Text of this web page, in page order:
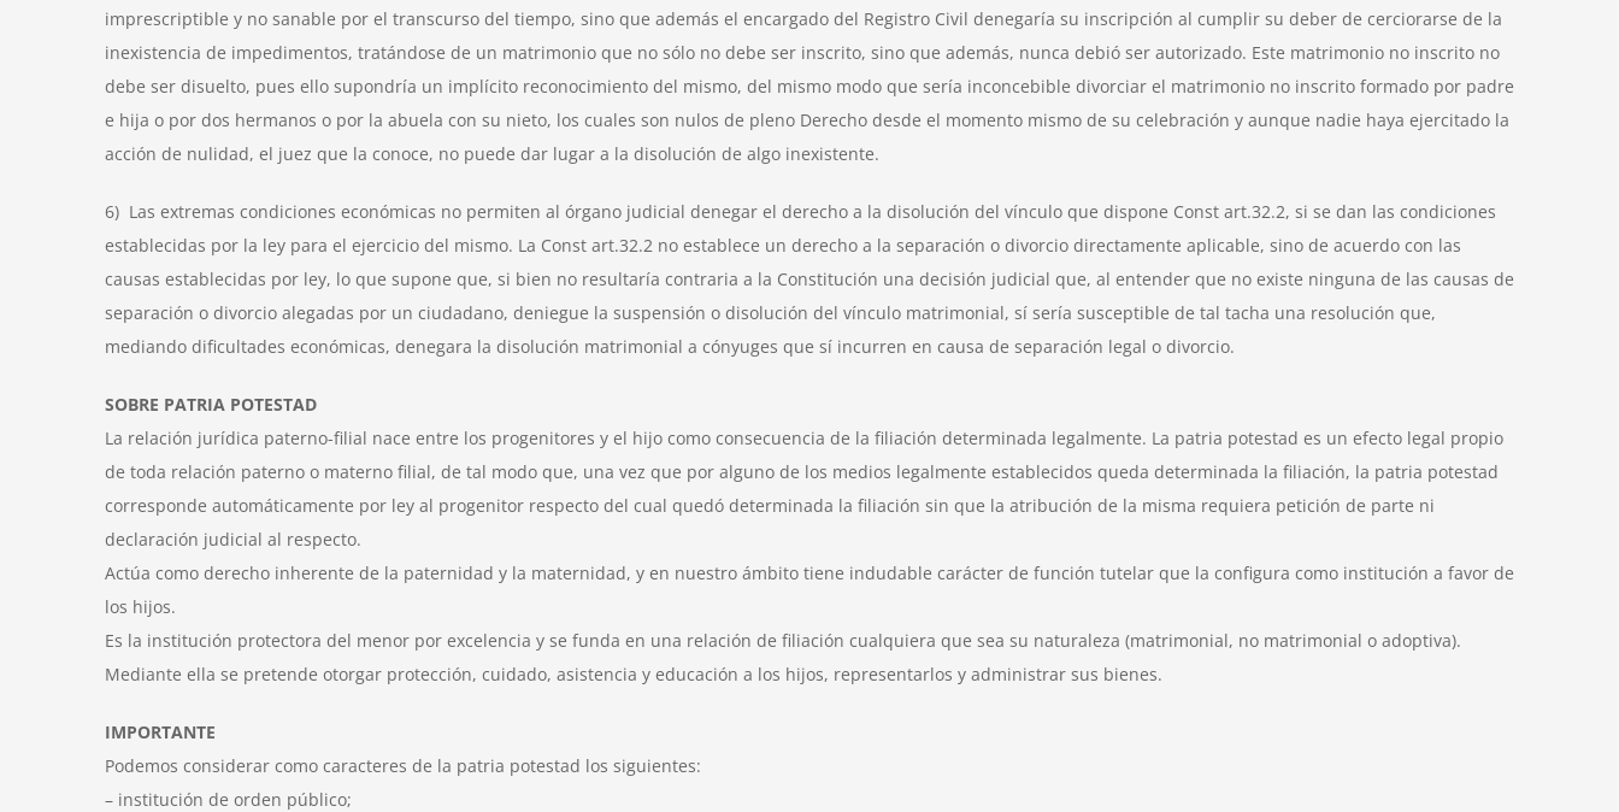
imprescriptible y no sanable por el transcurso del tiempo, sino que además el encargado del Registro Civil denegaría su inscripción al cumplir su deber de cerciorarse de la
inexistencia de impedimentos, tratándose de un matrimonio que no sólo no debe ser inscrito, sino que además, nunca debió ser autorizado. Este matrimonio no inscrito no
debe ser disuelto, pues ello supondría un implícito reconocimiento del mismo, del mismo modo que sería inconcebible divorciar el matrimonio no inscrito formado por padre
e hija o por dos hermanos o por la abuela con su nieto, los cuales son nulos de pleno Derecho desde el momento mismo de su celebración y aunque nadie haya ejercitado la
acción de nulidad, el juez que la conoce, no puede dar lugar a la disolución de algo inexistente.
6) Las extremas condiciones económicas no permiten al órgano judicial denegar el derecho a la disolución del vínculo que dispone Const art.32.2, si se dan las condiciones
establecidas por la ley para el ejercicio del mismo. La Const art.32.2 no establece un derecho a la separación o divorcio directamente aplicable, sino de acuerdo con las
causas establecidas por ley, lo que supone que, si bien no resultaría contraria a la Constitución una decisión judicial que, al entender que no existe ninguna de las causas de
separación o divorcio alegadas por un ciudadano, deniegue la suspensión o disolución del vínculo matrimonial, sí sería susceptible de tal tacha una resolución que,
mediando dificultades económicas, denegara la disolución matrimonial a cónyuges que sí incurren en causa de separación legal o divorcio.
SOBRE PATRIA POTESTAD
La relación jurídica paterno-filial nace entre los progenitores y el hijo como consecuencia de la filiación determinada legalmente. La patria potestad es un efecto legal propio
de toda relación paterno o materno filial, de tal modo que, una vez que por alguno de los medios legalmente establecidos queda determinada la filiación, la patria potestad
corresponde automáticamente por ley al progenitor respecto del cual quedó determinada la filiación sin que la atribución de la misma requiera petición de parte ni
declaración judicial al respecto.
Actúa como derecho inherente de la paternidad y la maternidad, y en nuestro ámbito tiene indudable carácter de función tutelar que la configura como institución a favor de
los hijos.
Es la institución protectora del menor por excelencia y se funda en una relación de filiación cualquiera que sea su naturaleza (matrimonial, no matrimonial o adoptiva).
Mediante ella se pretende otorgar protección, cuidado, asistencia y educación a los hijos, representarlos y administrar sus bienes.
IMPORTANTE
Podemos considerar como caracteres de la patria potestad los siguientes:
– institución de orden público;